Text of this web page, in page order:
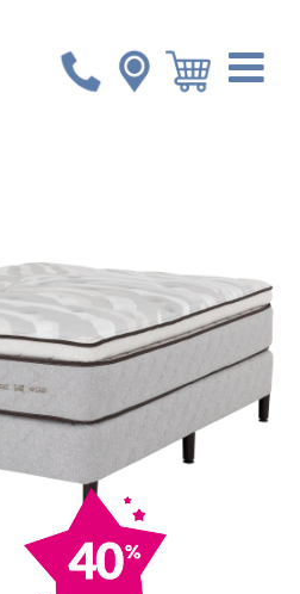
Queen King Koil Pure Home